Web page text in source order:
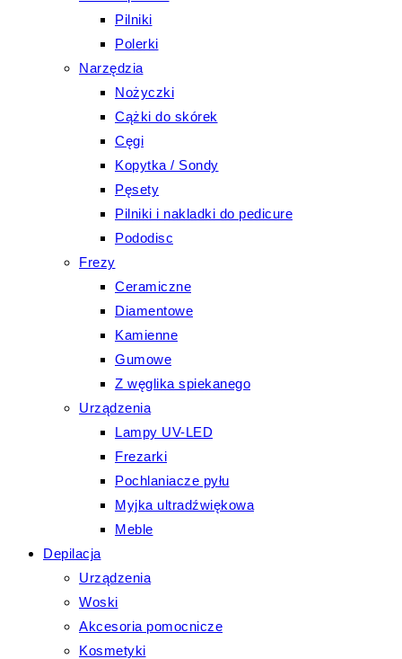
Pilniki
Polerki
Narzędzia
Nożyczki
Cążki do skórek
Cęgi
Kopytka / Sondy
Pęsety
Pilniki i nakladki do pedicure
Pododisc
Frezy
Ceramiczne
Diamentowe
Kamienne
Gumowe
Z węglika spiekanego
Urządzenia
Lampy UV-LED
Frezarki
Pochlaniacze pyłu
Myjka ultradźwiękowa
Meble
Depilacja
Urządzenia
Woski
Akcesoria pomocnicze
Kosmetyki